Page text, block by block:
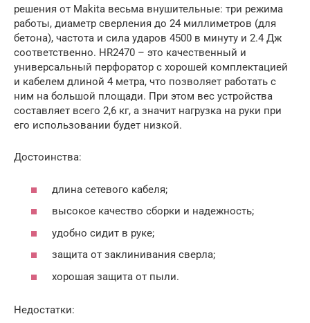
решения от Makita весьма внушительные: три режима
работы, диаметр сверления до 24 миллиметров (для
бетона), частота и сила ударов 4500 в минуту и 2.4 Дж
соответственно. HR2470 – это качественный и
универсальный перфоратор с хорошей комплектацией
и кабелем длиной 4 метра, что позволяет работать с
ним на большой площади. При этом вес устройства
составляет всего 2,6 кг, а значит нагрузка на руки при
его использовании будет низкой.
Достоинства:
длина сетевого кабеля;
высокое качество сборки и надежность;
удобно сидит в руке;
защита от заклинивания сверла;
хорошая защита от пыли.
Недостатки: